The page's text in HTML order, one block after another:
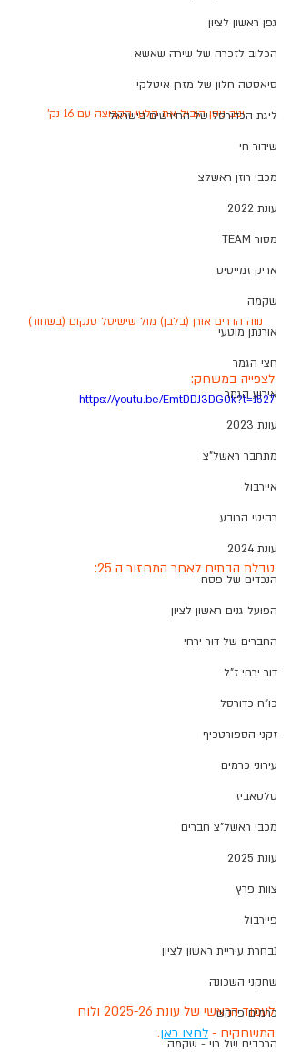
גפן ראשון לציון
הכלוב לזכרה של שירה שאשא
סיאסטה חלון של מזרן איטלקי
ליגת הכדורסל של החירשים בישראל
שידור חי
מכבי רוזן ראשלצ
עונת 2022
מסור TEAM
אריק זמייטיס
שקמה
אורנתן מוטעי
חצי הגמר
אירוע הגמר
עונת 2023
מתחבר ראשל"צ
איירבול
רהיטי הרובע
עונת 2024
הנכדים של פסח
הפועל גנים ראשון לציון
החברים של דור ירחי
דור ירחי ז"ל
כו"ח כדורסל
זקני הספורטכיף
עירוני כרמים
טלטאביז
מכבי ראשל"צ חברים
עונת 2025
צוות פרץ
פיירבול
נבחרת עיריית ראשון לציון
שחקני השכונה
כרמים פרקש
הרכבים של רוי - שקמה
יניב ניסן הוביל את קלעי הקבוצה עם 16 נק'
נווה הדרים אורן (בלבן) מול שישיסל טנקום (בשחור)
לצפייה במשחק:
https://youtu.be/EmtDDJ3DG0k?t=1527
טבלת הבתים לאחר המחזור ה 25:
לעמוד הראשי של עונת 2025-26 ולוח
המשחקים - לחצו כאן.